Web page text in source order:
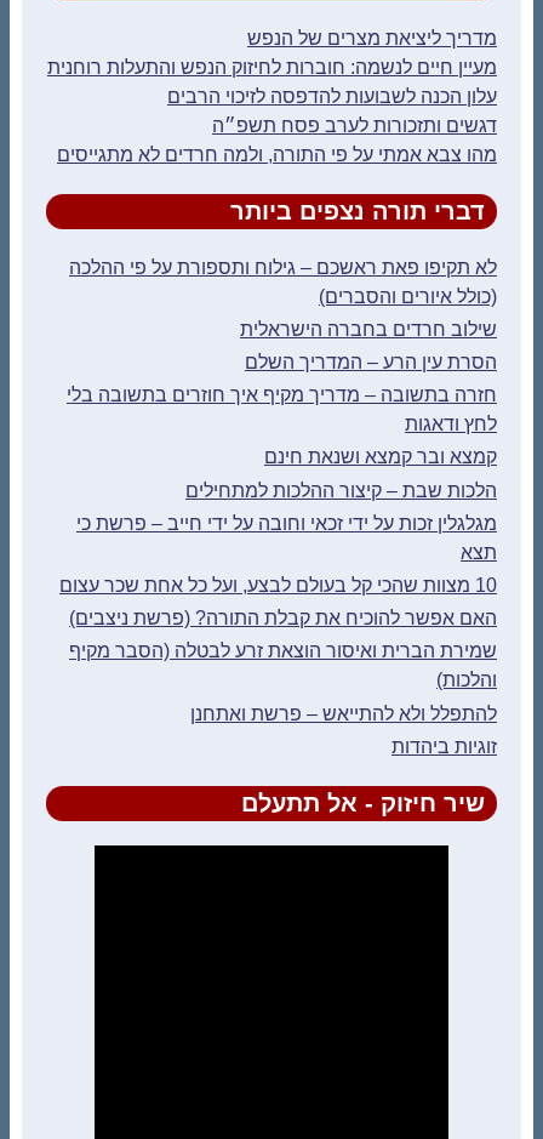
מדריך ליציאת מצרים של הנפש
מעיין חיים לנשמה: חוברות לחיזוק הנפש והתעלות רוחנית
עלון הכנה לשבועות להדפסה לזיכוי הרבים
דגשים ותזכורות לערב פסח תשפ״ה
מהו צבא אמתי על פי התורה, ולמה חרדים לא מתגייסים
דברי תורה נצפים ביותר
לא תקיפו פאת ראשכם – גילוח ותספורת על פי ההלכה
(כולל איורים והסברים)
שילוב חרדים בחברה הישראלית
הסרת עין הרע – המדריך השלם
חזרה בתשובה – מדריך מקיף איך חוזרים בתשובה בלי
לחץ ודאגות
קמצא ובר קמצא ושנאת חינם
הלכות שבת – קיצור ההלכות למתחילים
מגלגלין זכות על ידי זכאי וחובה על ידי חייב – פרשת כי
תצא
10 מצוות שהכי קל בעולם לבצע, ועל כל אחת שכר עצום
האם אפשר להוכיח את קבלת התורה? (פרשת ניצבים)
שמירת הברית ואיסור הוצאת זרע לבטלה (הסבר מקיף
והלכות)
להתפלל ולא להתייאש – פרשת ואתחנן
זוגיות ביהדות
שיר חיזוק - אל תתעלם